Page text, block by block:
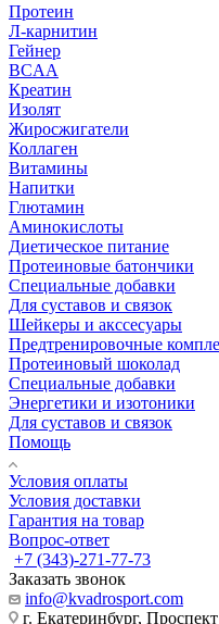
Протеин
Л-карнитин
Гейнер
BCAA
Креатин
Изолят
Жиросжигатели
Коллаген
Витамины
Напитки
Глютамин
Аминокислоты
Диетическое питание
Протеиновые батончики
Специальные добавки
Для суставов и связок
Шейкеры и акссесуары
Предтренировочные
Протеиновый шоколад
Специальные добавки
Энергетики и изотоники
Для суставов и связок
Помощь
Условия оплаты
Условия доставки
Гарантия на товар
Вопрос-ответ
+7 (343)-271-77-73
Заказать звонок
info@kvadrosport.com
г. Екатеринбург,